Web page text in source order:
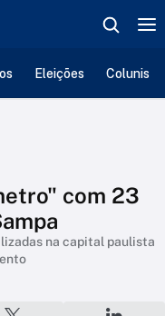
Eleições
com 23
na capital paulista